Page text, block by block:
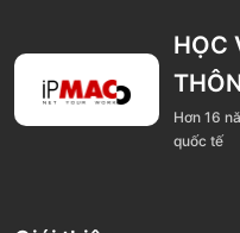
HỌC
Hơn 16
quốc tế